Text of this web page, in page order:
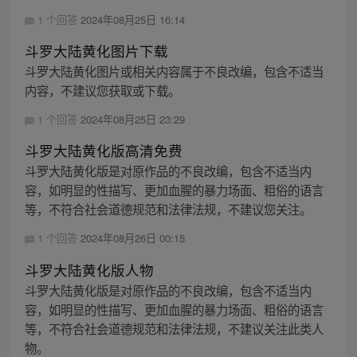
1 个回答 2024年08月25日 16:14
斗罗大陆黄化图片下载
斗罗大陆黄化图片或相关内容属于不良改编，包含不适当
内容，不建议您获取或下载。
1 个回答 2024年08月25日 23:29
斗罗大陆黄化版高清免费
斗罗大陆黄化版是对原作品的不良改编，包含不适当内
容，如明显的性描写、更加血腥的暴力场面、粗俗的语言
等，不符合社会道德规范和法律法规，不建议您关注。
1 个回答 2024年08月26日 00:15
斗罗大陆黄化版人物
斗罗大陆黄化版是对原作品的不良改编，包含不适当内
容，如明显的性描写、更加血腥的暴力场面、粗俗的语言
等，不符合社会道德规范和法律法规，不建议关注此类人
物。